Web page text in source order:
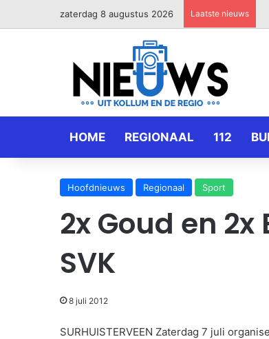
zaterdag 8 augustus 2026 Laatste nieuws
HOME REGIONAAL 112
Hoofdnieuws Regionaal Sport
2x Goud en
SVK
8 juli 2012
SURHUISTERVEEN Zaterdag 7 juli